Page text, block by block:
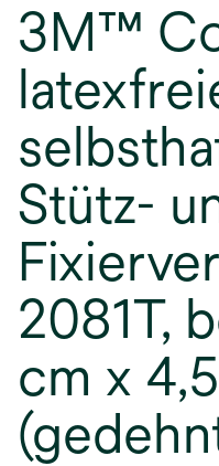
3M™
Stütz-
2081T,
cm x